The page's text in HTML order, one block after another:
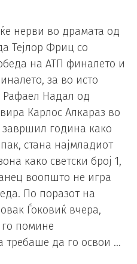
нерви во драмата од
Тејлор Фриц со
на АТП финалето и
за во исто
Надал од
Карлос Алкараз во
завршил година како
стана најмладиот
како светски број 1,
воопшто не игра
По поразот на
Ѓоковиќ вчера,
помине
требаше да го освои …